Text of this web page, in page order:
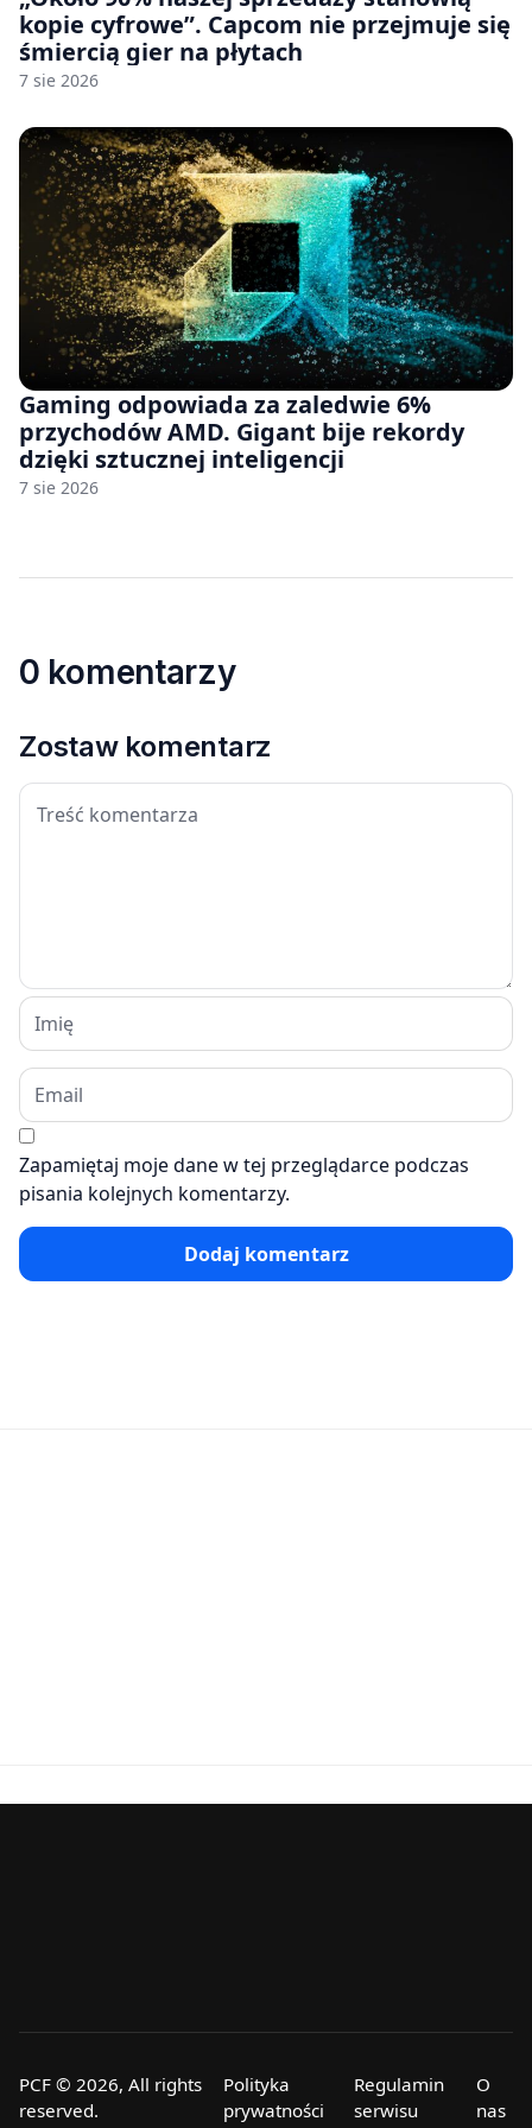
kopie cyfrowe”. Capcom nie przejmuje się
śmiercią gier na płytach
7 sie 2026
Gaming odpowiada za zaledwie 6%
przychodów AMD. Gigant bije rekordy
dzięki sztucznej inteligencji
7 sie 2026
0 komentarzy
Zostaw komentarz
Zapamiętaj moje dane w tej przeglądarce podczas
pisania kolejnych komentarzy.
Dodaj komentarz
PCF © 2026, All rights
reserved.
Polityka
prywatności
Regulamin
serwisu
O
nas